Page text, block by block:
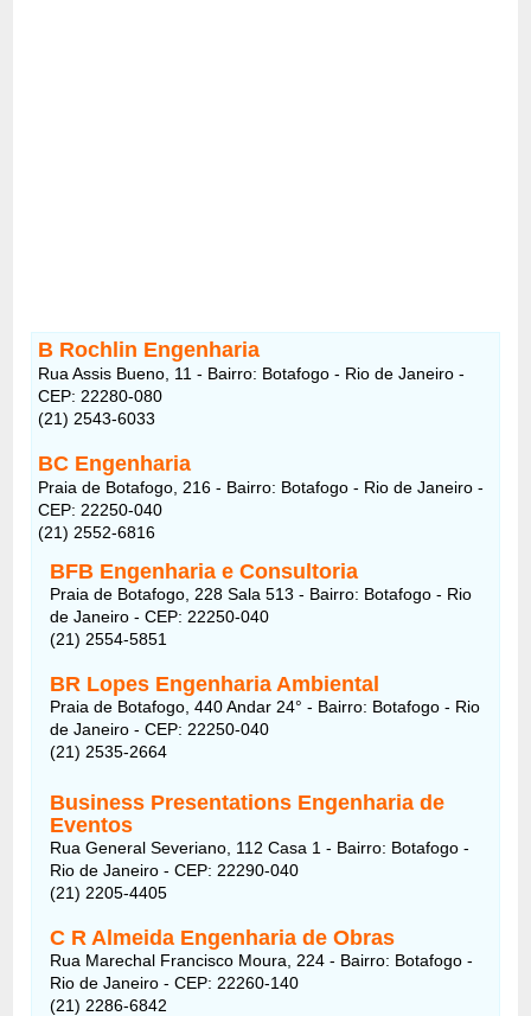
B Rochlin Engenharia
Rua Assis Bueno, 11 - Bairro: Botafogo - Rio de Janeiro -
CEP: 22280-080
(21) 2543-6033
BC Engenharia
Praia de Botafogo, 216 - Bairro: Botafogo - Rio de Janeiro -
CEP: 22250-040
(21) 2552-6816
BFB Engenharia e Consultoria
Praia de Botafogo, 228 Sala 513 - Bairro: Botafogo - Rio
de Janeiro - CEP: 22250-040
(21) 2554-5851
BR Lopes Engenharia Ambiental
Praia de Botafogo, 440 Andar 24° - Bairro: Botafogo - Rio
de Janeiro - CEP: 22250-040
(21) 2535-2664
Business Presentations Engenharia de
Eventos
Rua General Severiano, 112 Casa 1 - Bairro: Botafogo -
Rio de Janeiro - CEP: 22290-040
(21) 2205-4405
C R Almeida Engenharia de Obras
Rua Marechal Francisco Moura, 224 - Bairro: Botafogo -
Rio de Janeiro - CEP: 22260-140
(21) 2286-6842